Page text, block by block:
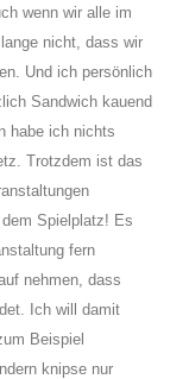
wenn wir alle im
nicht, dass wir
Und ich persönlich
Sandwich kauend
habe ich nichts
Trotzdem ist das
Spielplatz! Es
fern
nehmen, dass
Ich will damit
Beispiel
knipse nur